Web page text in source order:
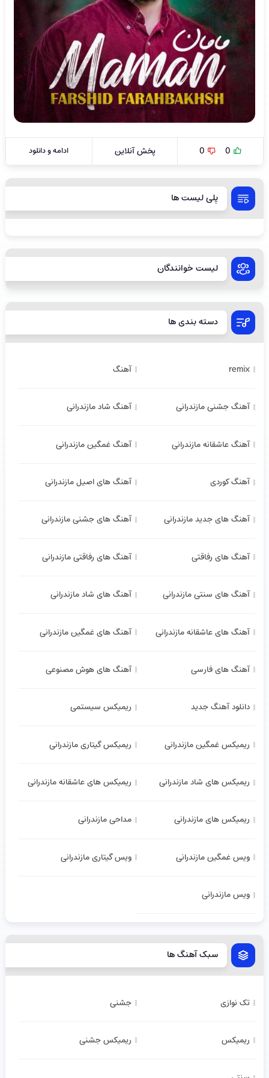
0
0 پخش آنلاین ادامه و دانلود
پلی لیست ها
لیست خوانندگان
دسته بندی ها
remix آهنگ
آهنگ جشنی مازندرانی آهنگ شاد مازندرانی
آهنگ عاشقانه مازندرانی آهنگ غمگین مازندرانی
آهنگ کوردی آهنگ های اصیل مازندرانی
آهنگ های جدید مازندرانی آهنگ های جشنی مازندرانی
آهنگ های رفاقتی آهنگ های رفاقتی مازندرانی
آهنگ های سنتی مازندرانی آهنگ های شاد مازندرانی
آهنگ های عاشقانه مازندرانی آهنگ های غمگین مازندرانی
آهنگ های فارسی آهنگ های هوش مصنوعی
دانلود آهنگ جدید ریمیکس سیستمی
ریمیکس غمگین مازندرانی ریمیکس گیتاری مازندرانی
ریمیکس های شاد مازندرانی ریمیکس های عاشقانه مازندرانی
ریمیکس های مازندرانی مداحی مازندرانی
ویس غمگین مازندرانی ویس گیتاری مازندرانی
ویس مازندرانی
سبک آهنگ ها
تک نوازی جشنی
ریمیکس ریمیکس جشنی